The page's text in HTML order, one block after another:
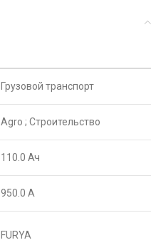
Грузовой транспорт
Agro ; Строительство
110.0 Ач
950.0 A
FURYA